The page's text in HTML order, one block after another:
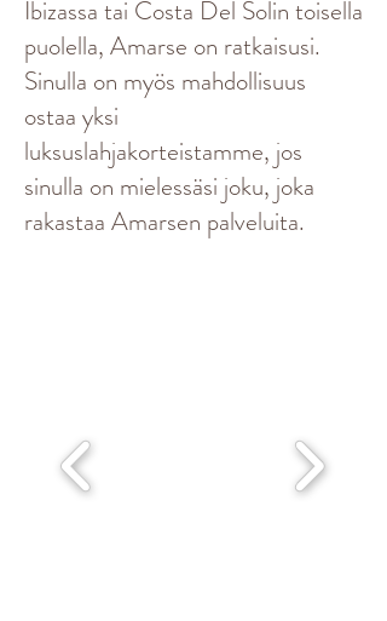
Ibizassa tai Costa Del Solin toisella
puolella, Amarse on ratkaisusi.
Sinulla on myös mahdollisuus
ostaa yksi
luksuslahjakorteistamme, jos
sinulla on mielessäsi joku, joka
rakastaa Amarsen palveluita.